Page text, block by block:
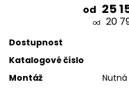
od 25
od 20
Dostupnost
Katalogové číslo
Montáž